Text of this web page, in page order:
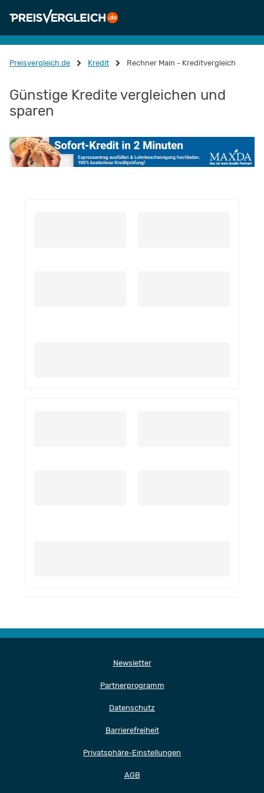
Preisvergleich.de Kredit Rechner Main - Kreditvergleich
Günstige Kredite vergleichen und
sparen
Newsletter
Partnerprogramm
Datenschutz
Barrierefreiheit
Privatsphäre-Einstellungen
AGB